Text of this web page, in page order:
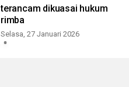
terancam dikuasai hukum
rimba
Selasa, 27 Januari 2026